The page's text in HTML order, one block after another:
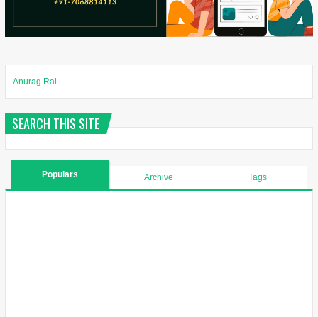
Anurag Rai
SEARCH THIS SITE
Populars Archive Tags